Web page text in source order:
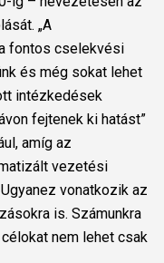
„A
fontos cselekvési
és még sokat lehet
intézkedések
fejtenek ki hatást”
amíg az
vezetési
vonatkozik az
is. Számunkra
nem lehet csak